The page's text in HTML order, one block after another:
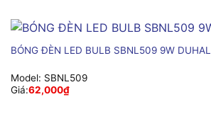
BÓNG ĐÈN LED BULB SBNL509 9W DUHAL
Model: SBNL509
Giá:62,000₫